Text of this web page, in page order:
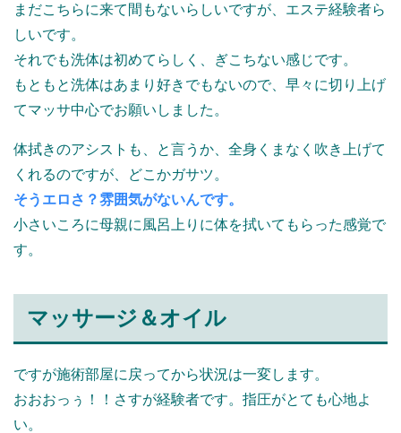
まだこちらに来て間もないらしいですが、エステ経験者ら
しいです。
それでも洗体は初めてらしく、ぎこちない感じです。
もともと洗体はあまり好きでもないので、早々に切り上げ
てマッサ中心でお願いしました。
体拭きのアシストも、と言うか、全身くまなく吹き上げて
くれるのですが、どこかガサツ。
そうエロさ？雰囲気がないんです。
小さいころに母親に風呂上りに体を拭いてもらった感覚で
す。
マッサージ＆オイル
ですが施術部屋に戻ってから状況は一変します。
おおおっぅ！！さすが経験者です。指圧がとても心地よ
い。